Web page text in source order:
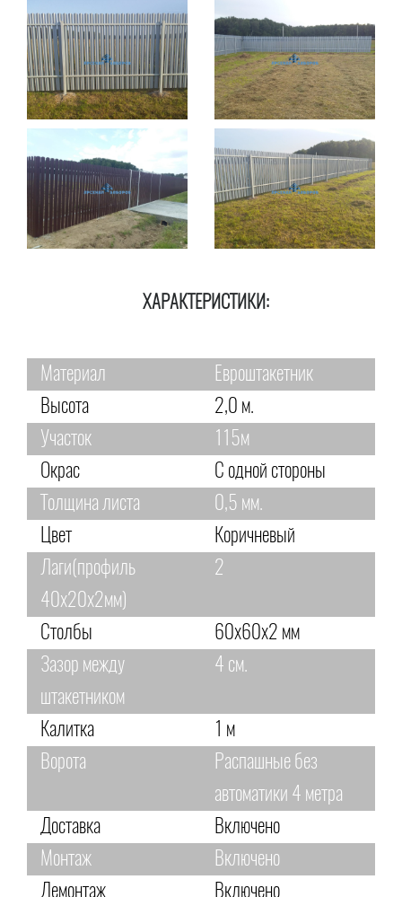
ХАРАКТЕРИСТИКИ:
Материал
Евроштакетник
Высота
2,0 м.
Участок
115м
Окрас
С одной стороны
Толщина листа
0,5 мм.
Цвет
Коричневый
Лаги(профиль
40х20х2мм)
2
Столбы
60х60х2 мм
Зазор между
штакетником
4 см.
Калитка
1 м
Ворота
Распашные без
автоматики 4 метра
Доставка
Включено
Монтаж
Включено
Демонтаж
Включено